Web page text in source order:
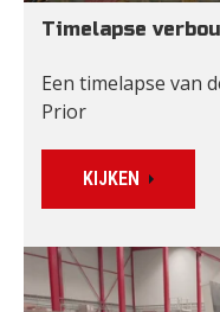
Timelapse
Een timelapse van
Prior
KIJKEN